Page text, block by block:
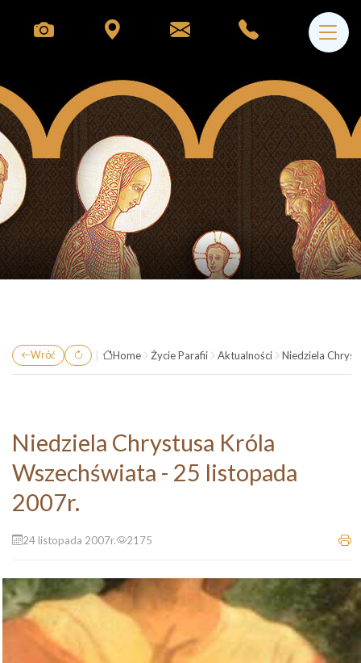
Wróć | Home Życie Parafii Aktualności Niedziela
Niedziela Chrystusa Króla
Wszechświata - 25 listopada
2007r.
24 listopada 2007r. 2175